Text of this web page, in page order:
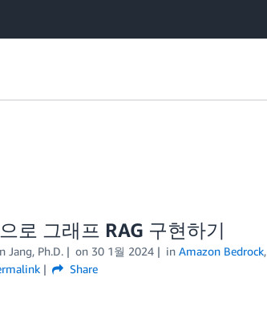
로 그래프 RAG 구현하기
Jang, Ph.D. on 30 1월 2024 in Amazon Bedrock,
Share